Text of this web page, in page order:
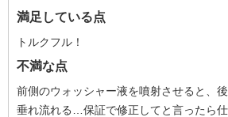
満足している点
トルクフル！
不満な点
前側のウォッシャー液を噴射させると、
垂れ流れる…保証で修正してと言ったら